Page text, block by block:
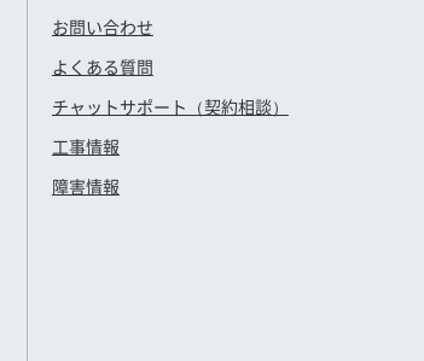
お問い合わせ
よくある質問
チャットサポート（契約相談）
工事情報
障害情報